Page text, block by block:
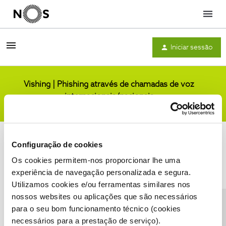
Configuração de cookies
Os cookies permitem-nos proporcionar lhe uma
experiência de navegação personalizada e segura.
Utilizamos cookies e/ou ferramentas similares nos
nossos websites ou aplicações que são necessários
para o seu bom funcionamento técnico (cookies
necessários para a prestação de serviço).
Menu
Iniciar sessão
Vishing | Phishing através de chamadas de voz
internacionais/nacionais
Condições do Fórum NOS Accessibility statement